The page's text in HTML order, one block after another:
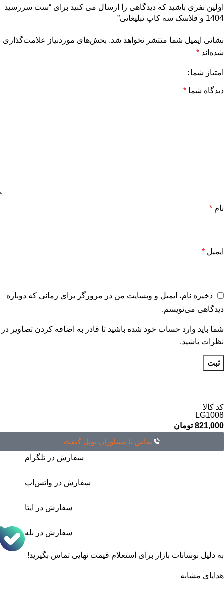
اولین نفری باشید که دیدگاهی را ارسال می کنید برای “ست سررسید
1404 و فلاسک سه کاپ تبلیغاتی”
نشانی ایمیل شما منتشر نخواهد شد. بخش‌های موردنیاز علامت‌گذاری
شده‌اند *
امتیاز شما
دیدگاه شما *
نام *
ایمیل *
ذخیره نام، ایمیل و وبسایت من در مرورگر برای زمانی که دوباره
دیدگاهی می‌نویسم.
شما باید وارد حساب خود شده باشید تا قادر به اضافه کردن تصاویر در
نظرات باشید.
کد کالا
LG1008
821,000 تومان
تماس با مشاوران نوبل گیفت
سفارش در تلگرام
سفارش در واتس‌اپ
سفارش در ایتا
سفارش در بله
به دلیل نوسانات بازار برای استعلام قیمت نهایی تماس بگیرید!
هدایای مشابه